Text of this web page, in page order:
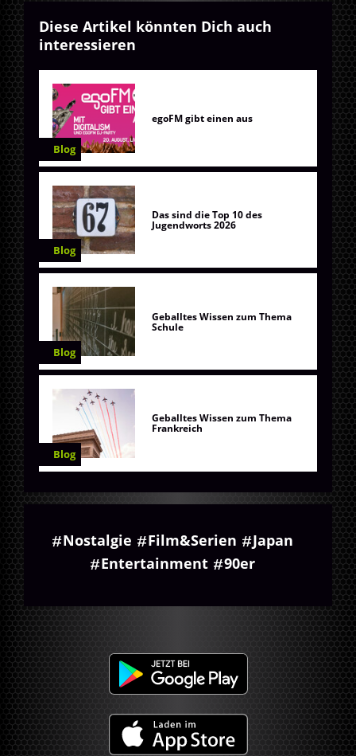
Diese Artikel könnten Dich auch
interessieren
Blog
egoFM gibt einen aus
Blog
Das sind die Top 10 des
Jugendworts 2026
Blog
Geballtes Wissen zum Thema
Schule
Blog
Geballtes Wissen zum Thema
Frankreich
Nostalgie Film&Serien
Japan
Entertainment
90er